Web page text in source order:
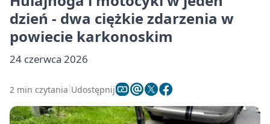
dzień - dwa ciężkie zdarzenia w
powiecie karkonoskim
24 czerwca 2026
2 min czytania Udostępnij